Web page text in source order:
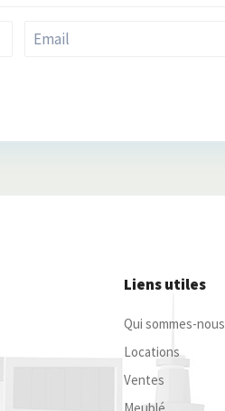
Liens utiles
Qui sommes-nous
Locations
Ventes